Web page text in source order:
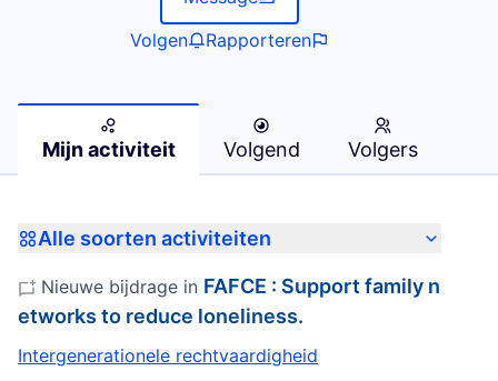
Volgen
Rapporteren
Mijn activiteit Volgend Volgers
Alle soorten activiteiten
Nieuwe bijdrage in FAFCE : Support family n
etworks to reduce loneliness.
Intergenerationele rechtvaardigheid